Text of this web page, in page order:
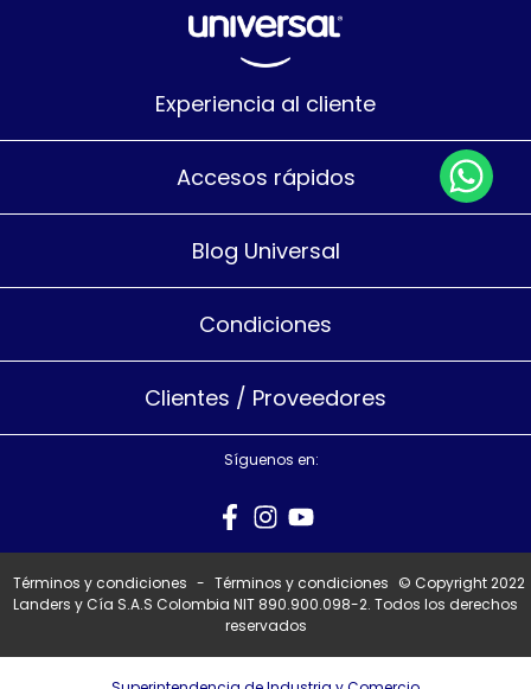
Experiencia al cliente
Accesos rápidos
Blog Universal
Condiciones
Clientes / Proveedores
Síguenos en:
Términos y condiciones - Términos y condiciones © Copyright 2022
Landers y Cía S.A.S Colombia NIT 890.900.098-2. Todos los derechos
reservados